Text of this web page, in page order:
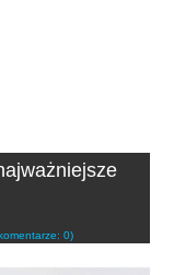
0)